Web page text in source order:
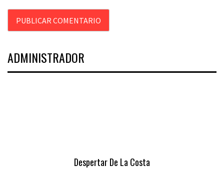
ADMINISTRADOR
Despertar De La Costa